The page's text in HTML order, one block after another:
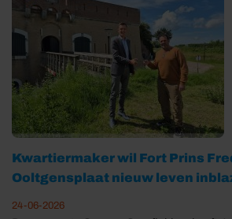
Kwartiermaker wil Fort Prins
Ooltgensplaat nieuw leven
24-06-2026